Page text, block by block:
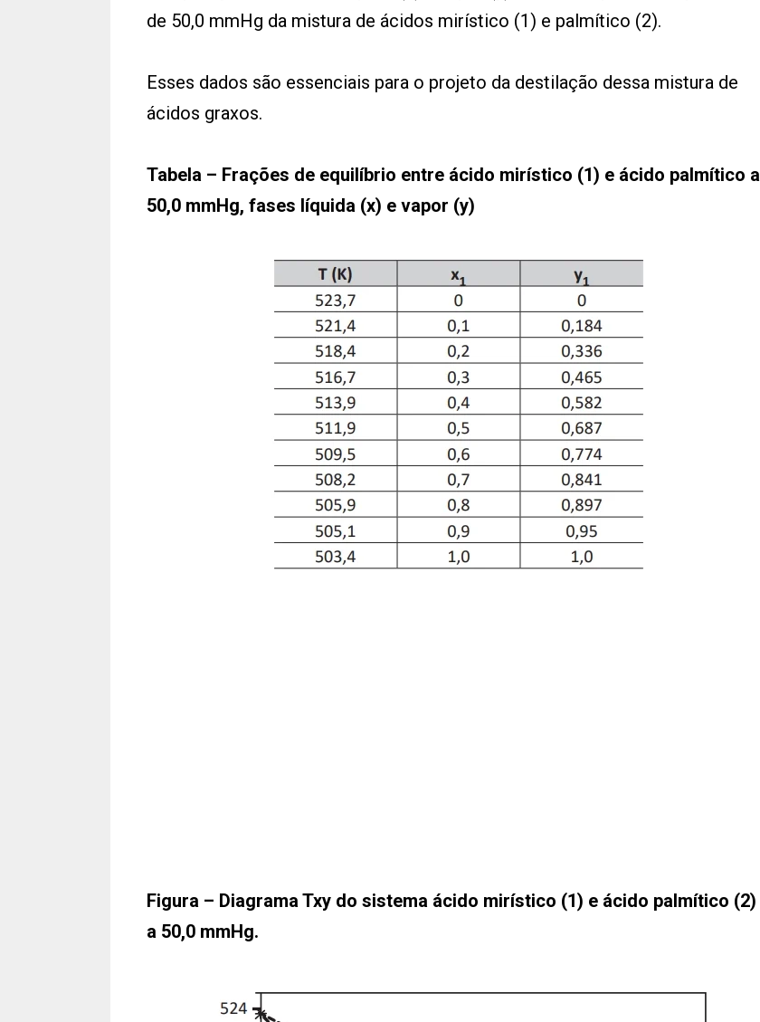
de 50,0 mmHg da mistura de ácidos mirístico (1) e palmítico (2).
Esses dados são essenciais para o projeto da destilação dessa mistura de
ácidos graxos.
Tabela – Frações de equilíbrio entre ácido mirístico (1) e ácido palmítico a
50,0 mmHg, fases líquida (x) e vapor (y)
Figura – Diagrama Txy do sistema ácido mirístico (1) e ácido palmítico (2)
a 50,0 mmHg.